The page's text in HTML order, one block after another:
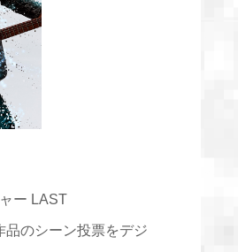
ャー LAST
のシーン投票をデジ